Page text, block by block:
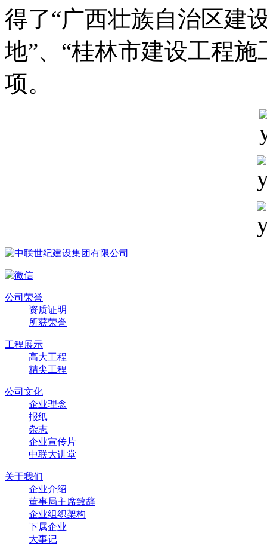
得了“广西壮族自治区建
地”、“桂林市建设工程
项。
公司荣誉
资质证明
所获荣誉
工程展示
高大工程
精尖工程
公司文化
企业理念
报纸
杂志
企业宣传片
中联大讲堂
关于我们
企业介绍
董事局主席致辞
企业组织架构
下属企业
大事记